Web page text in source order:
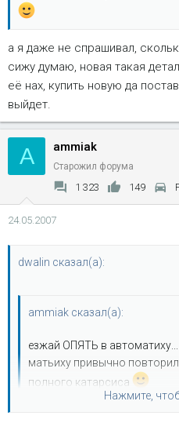
а я даже не спрашивал,
сижу думаю, новая такая
её нах, купить новую да
выйдет.
A ammiak
Старожил форума
1 323 149
24.05.2007
dwalin сказал(а):
ammiak сказал(а):
езжай ОПЯТЬ в автоматиху...
матьиху привычно
полного катарсиса
Нажмите,